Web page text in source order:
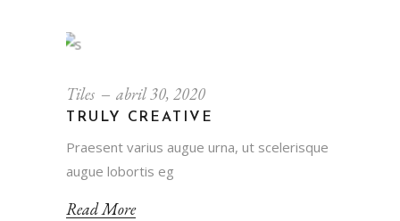
Tiles abril 30, 2020
TRULY CREATIVE
Praesent varius augue urna, ut scelerisque
augue lobortis eg
Read More